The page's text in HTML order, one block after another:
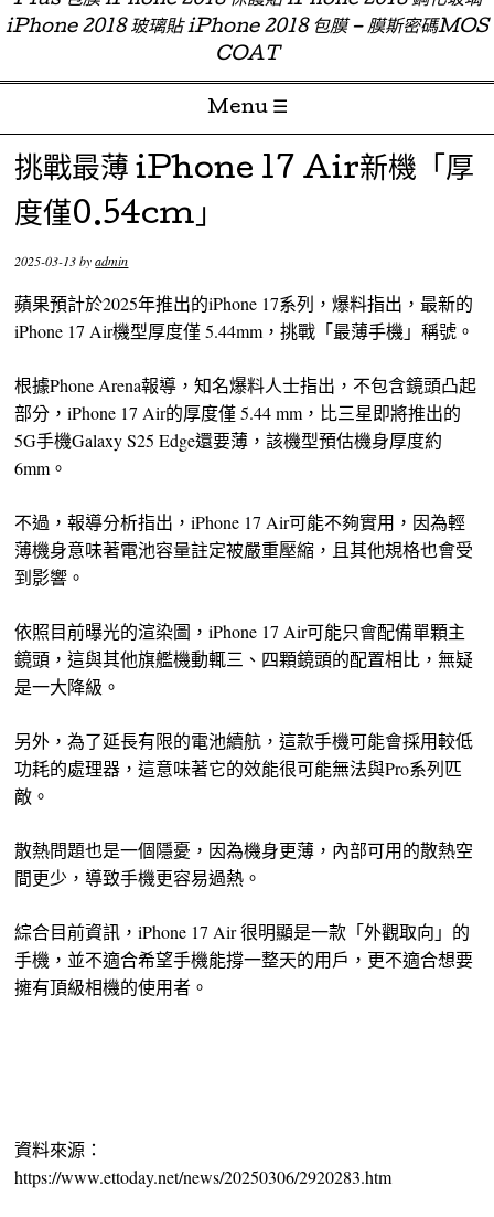
iPhone 2018 玻璃貼 iPhone 2018 包膜 – 膜斯密碼MOS
COAT
Menu ☰
Skip to content
挑戰最薄 iPhone 17 Air新機「厚
度僅0.54cm」
2025-03-13byadmin
蘋果預計於2025年推出的iPhone 17系列，爆料指出，最新的
iPhone 17 Air機型厚度僅 5.44mm，挑戰「最薄手機」稱號。
根據Phone Arena報導，知名爆料人士指出，不包含鏡頭凸起
部分，iPhone 17 Air的厚度僅 5.44 mm，比三星即將推出的
5G手機Galaxy S25 Edge還要薄，該機型預估機身厚度約
6mm。
不過，報導分析指出，iPhone 17 Air可能不夠實用，因為輕
薄機身意味著電池容量註定被嚴重壓縮，且其他規格也會受
到影響。
依照目前曝光的渲染圖，iPhone 17 Air可能只會配備單顆主
鏡頭，這與其他旗艦機動輒三、四顆鏡頭的配置相比，無疑
是一大降級。
另外，為了延長有限的電池續航，這款手機可能會採用較低
功耗的處理器，這意味著它的效能很可能無法與Pro系列匹
敵。
散熱問題也是一個隱憂，因為機身更薄，內部可用的散熱空
間更少，導致手機更容易過熱。
綜合目前資訊，iPhone 17 Air 很明顯是一款「外觀取向」的
手機，並不適合希望手機能撐一整天的用戶，更不適合想要
擁有頂級相機的使用者。
資料來源：
https://www.ettoday.net/news/20250306/2920283.htm